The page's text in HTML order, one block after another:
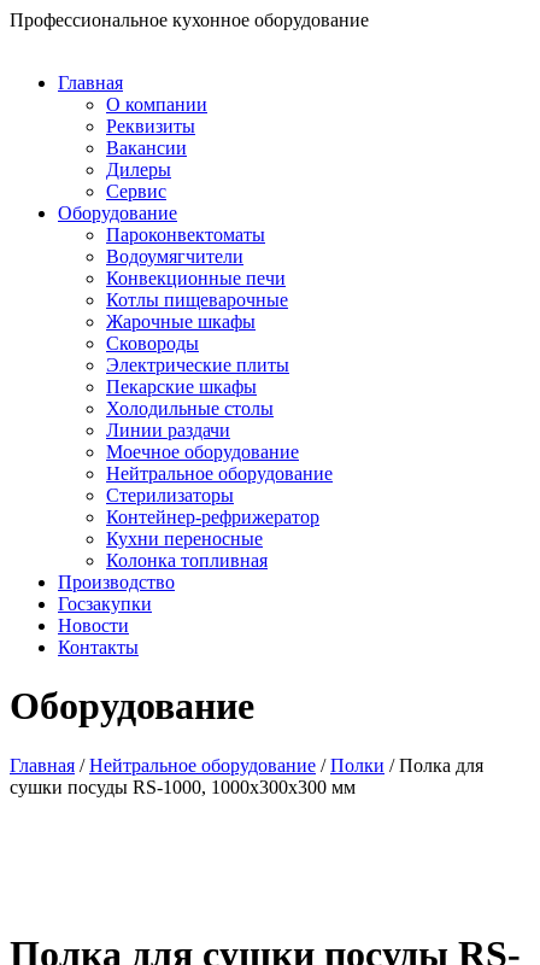
Перейти
Профессиональное кухонное оборудование
Главная
О компании
Реквизиты
Вакансии
Дилеры
Сервис
Оборудование
Пароконвектоматы
Водоумягчители
Конвекционные печи
Котлы пищеварочные
Жарочные шкафы
Сковороды
Электрические плиты
Пекарские шкафы
Холодильные столы
Линии раздачи
Моечное оборудование
Нейтральное оборудование
Стерилизаторы
Контейнер-рефрижератор
Кухни переносные
Колонка топливная
Производство
Госзакупки
Новости
Контакты
Оборудование
Главная /Нейтральное оборудование /Полки / Полка для
сушки посуды RS-1000, 1000х300х300 мм
Полка для сушки посуды RS-